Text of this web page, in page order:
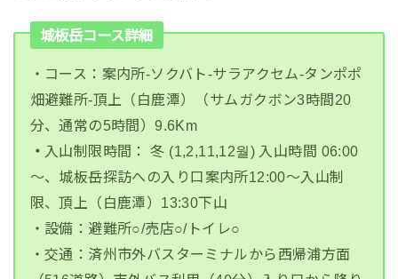
城板岳コース詳細
・コース：案内所-ソクバト-サラアクセム-タンポポ
畑避難所-頂上（白鹿潭）（サムガクボン3時間20
分、通常の5時間）9.6Km
・ 入山制限時間： 冬 (1,2,11,12월) 入山時間 06:00
～、 城板岳探訪への入り口案内所12:00～入山制
限、頂上（白鹿潭）13:30下山
・設備：避難所○/売店○/トイレ○
・交通：済州市外バスターミナルから西帰浦方面